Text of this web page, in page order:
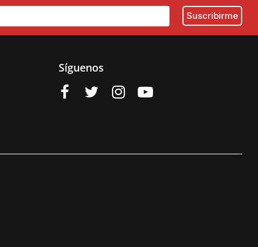
Síguenos